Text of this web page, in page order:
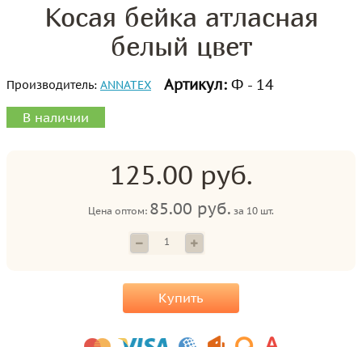
Косая бейка атласная
белый цвет
Производитель: ANNATEX Артикул: Ф - 14
В наличии
125.00 руб.
Цена оптом: 85.00 руб. за 10 шт.
Купить